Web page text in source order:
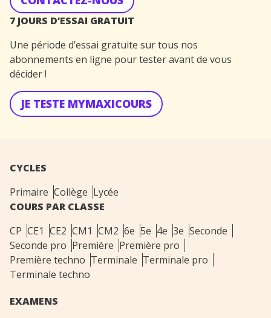
7 JOURS D’ESSAI GRATUIT
Une période d’essai gratuite sur tous nos
abonnements en ligne pour tester avant de vous
décider !
JE TESTE MYMAXICOURS
CYCLES
Primaire Collège Lycée
COURS PAR CLASSE
CP CE1 CE2 CM1 CM2 6e 5e 4e 3e Seconde
Seconde pro Première Première pro
Première techno Terminale Terminale pro
Terminale techno
EXAMENS